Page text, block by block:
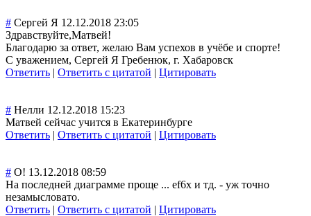
# Сергей Я 12.12.2018 23:05
Здравствуйте,Матвей!
Благодарю за ответ, желаю Вам успехов в учёбе и спорте!
С уважением, Сергей Я Гребенюк, г. Хабаровск
Ответить | Ответить с цитатой | Цитировать
# Нелли 12.12.2018 15:23
Матвей сейчас учится в Екатеринбурге
Ответить | Ответить с цитатой | Цитировать
# О! 13.12.2018 08:59
На последней диаграмме проще ... ef6х и тд. - уж точно
незамысловато.
Ответить | Ответить с цитатой | Цитировать